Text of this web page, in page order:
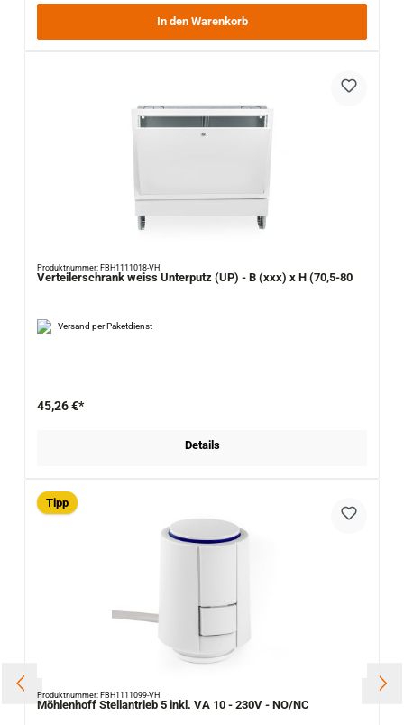
In den Warenkorb
Produktnummer: FBH1111018-VH
Verteilerschrank weiss Unterputz (UP) - B (xxx) x H (70,5-80
Versand per Paketdienst
45,26 €*
Details
Tipp
Produktnummer: FBH1111099-VH
Möhlenhoff Stellantrieb 5 inkl. VA 10 - 230V - NO/NC